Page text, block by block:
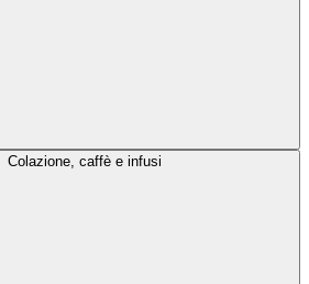
Colazione, caffè e infusi